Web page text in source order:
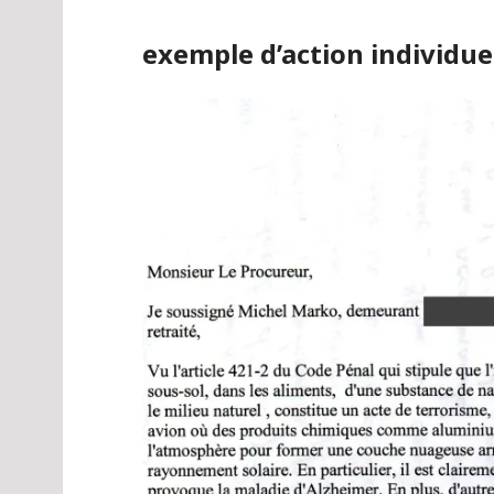
exemple d’action